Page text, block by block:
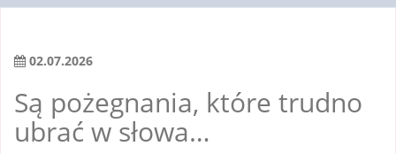
02.07.2026
Są pożegnania, które trudno
ubrać w słowa…